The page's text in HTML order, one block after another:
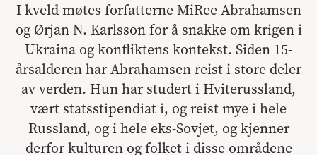
I kveld møtes forfatterne MiRee Abrahamsen
og Ørjan N. Karlsson for å snakke om krigen i
Ukraina og konfliktens kontekst. Siden 15-
årsalderen har Abrahamsen reist i store deler
av verden. Hun har studert i Hviterussland,
vært statsstipendiat i, og reist mye i hele
Russland, og i hele eks-Sovjet, og kjenner
derfor kulturen og folket i disse områdene